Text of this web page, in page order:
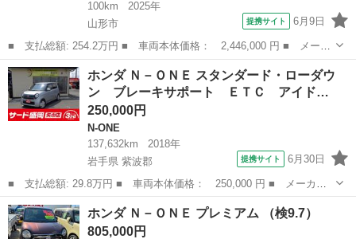
100km
2025年
山形市
提携サイト 6月9日
■ 支払総額: 254.2万円 ■ 車両本体価格： 2,446,000 円 ■ メーカ
ー名： ホンダ ■ 車種名： Ｎ－ＯＮＥ ■ グレード名： ｅ：Ｌ
■ 排気量： 660cc ■ ドア枚数： 5D ■ ミッション： A...
山形 山形市 N-ONE
ホンダ Ｎ－ＯＮＥ スタンダード・ローダウ
ン ブレーキサポート ＥＴＣ アイド…
250,000円
N-ONE
137,632km
2018年
岩手県 紫波郡
提携サイト 6月30日
■ 支払総額: 29.8万円 ■ 車両本体価格： 250,000 円 ■ メーカー
名： ホンダ ■ 車種名： Ｎ－ＯＮＥ ■ グレード名： スタンダ
ード・ローダウン ブレーキサポート ＥＴＣ アイドリングストッ
プ オートエ...
岩手 紫波郡 N-ONE
ホンダ Ｎ－ＯＮＥ プレミアム （検9.7）
805,000円